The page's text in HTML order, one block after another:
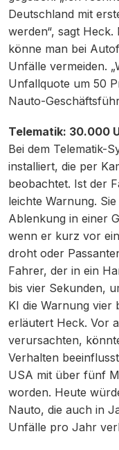
Deutschland mit
werden“, sagt
könne man bei
Unfälle vermeiden.
Unfallquote um 50
Nauto-
Telematik: 30.000
Bei dem Telematik-
installiert, die per
beobachtet. Ist der
leichte Warnung.
Ablenkung in einer
wenn er kurz vor
droht oder
Fahrer, der in ein
bis vier Sekunden,
KI die Warnung vier
erläutert Heck. Vor
verursachten,
Verhalten
USA mit über fünf
worden. Heute
Nauto, die auch in
Unfälle pro Jahr